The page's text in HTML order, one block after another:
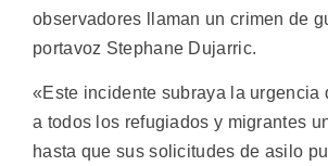
observadores llaman un crimen de
portavoz Stephane Dujarric.
«Este incidente subraya la urgencia
a todos los refugiados y migrantes
hasta que sus solicitudes de asilo